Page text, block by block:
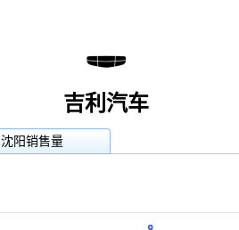
吉利汽车
沈阳销售量